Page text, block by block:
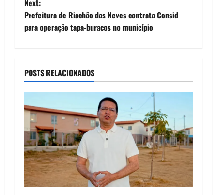
s
t
a
v
i
g
a
t
Next:
Prefeitura de Riachão das Neves contrata Consid
para operação tapa-buracos no município
POSTS RELACIONADOS